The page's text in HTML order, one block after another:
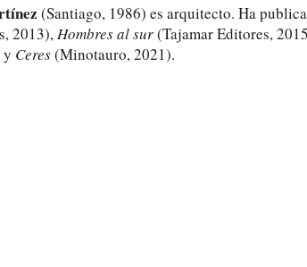
(Santiago, 1986) es arquitecto. Ha
2013),Hombres al sur(Tajamar Editores,
y Ceres(Minotauro, 2021).